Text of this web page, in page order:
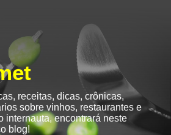
receitas, dicas, crônicas,
sobre vinhos, restaurantes e
internauta, encontrará neste
blog!